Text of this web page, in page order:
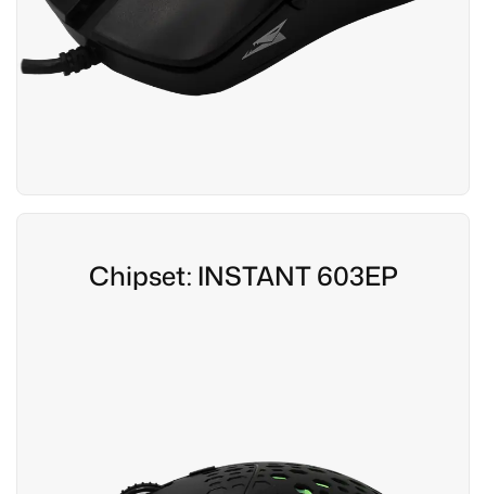
Chipset: INSTANT 603EP